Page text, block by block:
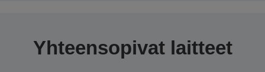
Yhteensopivat laitteet